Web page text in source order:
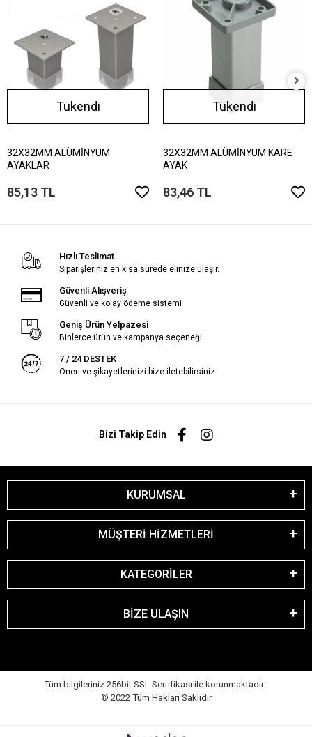
Tükendi
32X32MM ALÜMİNYUM
AYAKLAR
85,13 TL
Tükendi
32X32MM ALÜMİNYUM KARE
AYAK
83,46 TL
Hızlı Teslimat
Siparişleriniz en kısa sürede elinize ulaşır.
Güvenli Alışveriş
Güvenli ve kolay ödeme sistemi
Geniş Ürün Yelpazesi
Binlerce ürün ve kampanya seçeneği
7 / 24 DESTEK
Öneri ve şikayetlerinizi bize iletebilirsiniz.
Bizi Takip Edin
KURUMSAL
MÜŞTERİ HİZMETLERİ
KATEGORİLER
BİZE ULAŞIN
Tüm bilgileriniz 256bit SSL Sertifikası ile korunmaktadır.
© 2022 Tüm Hakları Saklıdır